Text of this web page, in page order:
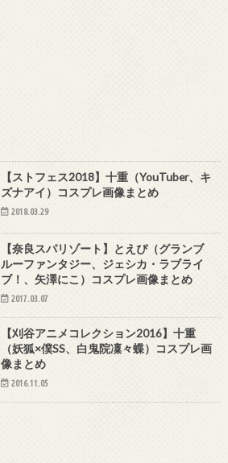
【ストフェス2018】十重（YouTuber、キ
ズナアイ）コスプレ画像まとめ
2018.03.29
【奈良スパリゾート】とえぴ（グランブ
ルーファンタジー、ジェシカ・ラブライ
ブ！、矢澤にこ）コスプレ画像まとめ
2017.03.07
【刈谷アニメコレクション2016】十重
（妖狐×僕SS、白鬼院凜々蝶）コスプレ画
像まとめ
2016.11.05